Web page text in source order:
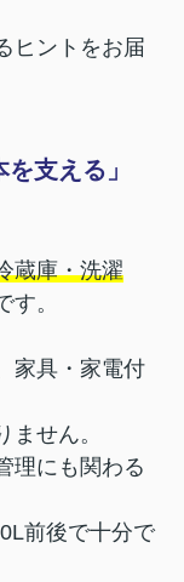
ヒントをお届
支える」
蔵庫・洗濯
す。
家具・家電付
せん。
理にも関わる
前後で十分で